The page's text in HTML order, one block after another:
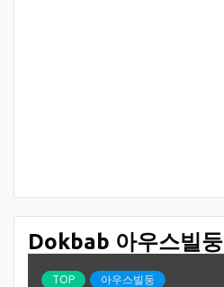
Dokbab 아우스빌둥
TOP 아우스빌둥